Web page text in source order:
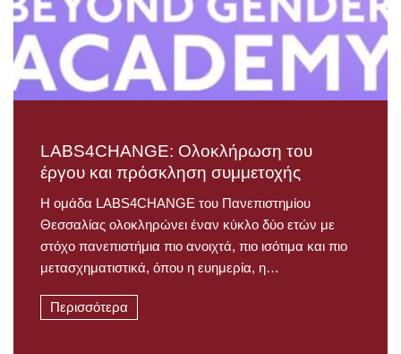
LABS4CHANGE: Ολοκλήρωση του
έργου και πρόσκληση συμμετοχής
Η ομάδα LABS4CHANGE του Πανεπιστημίου
Θεσσαλίας ολοκληρώνει έναν κύκλο δύο ετών με
στόχο πανεπιστήμια πιο ανοιχτά, πιο ισότιμα και πιο
μετασχηματιστικά, όπου η ευημερία, η…
Περισσότερα